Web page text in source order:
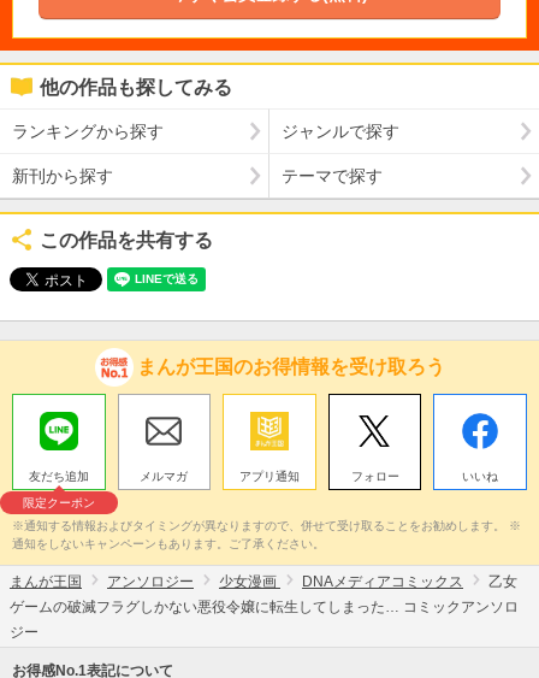
他の作品も探してみる
ランキングから探す ジャンルで探す
新刊から探す テーマで探す
この作品を共有する
まんが王国のお得情報を受け取ろう
友だち追加
限定クーポン
メルマガ アプリ通知 フォロー いいね
※通知する情報およびタイミングが異なりますので、併せて受け取ることをお勧めします。 ※
通知をしないキャンペーンもあります。ご了承ください。
まんが王国 アンソロジー 少女漫画 DNAメディアコミックス
乙女
ゲームの破滅フラグしかない悪役令嬢に転生してしまった… コミックアンソロ
ジー
お得感No.1表記について